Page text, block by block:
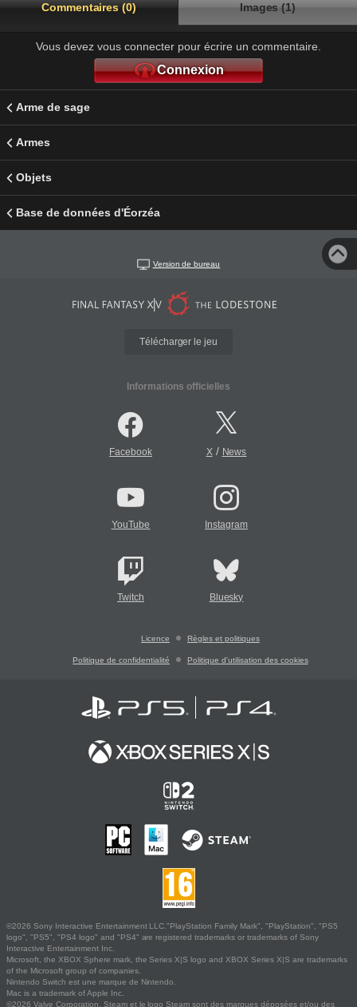
Commentaires (0) Images (1)
Vous devez vous connecter pour écrire un commentaire.
Connexion
Arme de sage
Armes
Objets
Base de données d'Éorzéa
Version de bureau
Télécharger le jeu
Informations officielles
Facebook X/ News
YouTube Instagram
Twitch Bluesky
Licence Règles et politiques
Politique de confidentialité Politique d'utilisation des cookies
©2026 Sony Interactive Entertainment LLC."PlayStation Family Mark", "PlayStation", "PS5
logo", "PS5", "PS4 logo" and "PS4" are registered trademarks or trademarks of Sony
Interactive Entertainment Inc.
Microsoft, the XBOX Sphere mark, the Series X|S logo and XBOX Series X|S are trademarks
of the Microsoft group of companies.
Nintendo Switch est une marque de Nintendo.
Mac is a trademark of Apple Inc.
©2026 Valve Corporation. Steam et le logo Steam sont des marques déposées et/ou des